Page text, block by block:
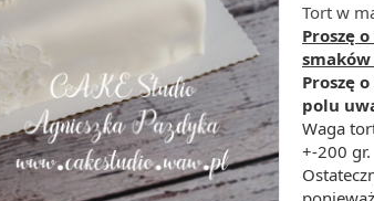
Tort w
Proszę
Proszę
polu
Waga
+-200 gr.